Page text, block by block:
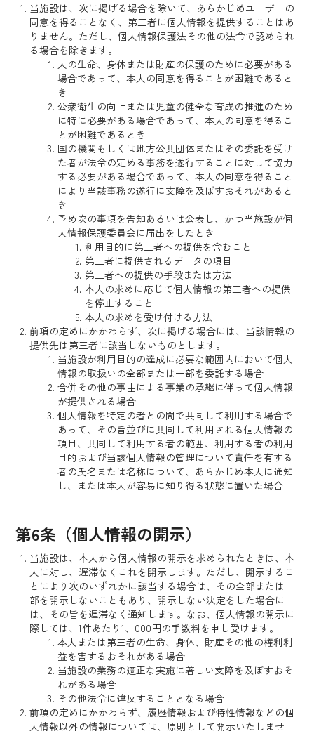
当施設は、次に掲げる場合を除いて、あらかじめユーザーの
同意を得ることなく、第三者に個人情報を提供することはあ
りません。ただし、個人情報保護法その他の法令で認められ
る場合を除きます。
人の生命、身体または財産の保護のために必要がある
場合であって、本人の同意を得ることが困難であると
き
公衆衛生の向上または児童の健全な育成の推進のため
に特に必要がある場合であって、本人の同意を得るこ
とが困難であるとき
国の機関もしくは地方公共団体またはその委託を受け
た者が法令の定める事務を遂行することに対して協力
する必要がある場合であって、本人の同意を得ること
により当該事務の遂行に支障を及ぼすおそれがあると
き
予め次の事項を告知あるいは公表し、かつ当施設が個
人情報保護委員会に届出をしたとき
利用目的に第三者への提供を含むこと
第三者に提供されるデータの項目
第三者への提供の手段または方法
本人の求めに応じて個人情報の第三者への提供
を停止すること
本人の求めを受け付ける方法
前項の定めにかかわらず、次に掲げる場合には、当該情報の
提供先は第三者に該当しないものとします。
当施設が利用目的の達成に必要な範囲内において個人
情報の取扱いの全部または一部を委託する場合
合併その他の事由による事業の承継に伴って個人情報
が提供される場合
個人情報を特定の者との間で共同して利用する場合で
あって、その旨並びに共同して利用される個人情報の
項目、共同して利用する者の範囲、利用する者の利用
目的および当該個人情報の管理について責任を有する
者の氏名または名称について、あらかじめ本人に通知
し、または本人が容易に知り得る状態に置いた場合
第6条（個人情報の開示）
当施設は、本人から個人情報の開示を求められたときは、本
人に対し、遅滞なくこれを開示します。ただし、開示するこ
とにより次のいずれかに該当する場合は、その全部または一
部を開示しないこともあり、開示しない決定をした場合に
は、その旨を遅滞なく通知します。なお、個人情報の開示に
際しては、1件あたり1、000円の手数料を申し受けます。
本人または第三者の生命、身体、財産その他の権利利
益を害するおそれがある場合
当施設の業務の適正な実施に著しい支障を及ぼすおそ
れがある場合
その他法令に違反することとなる場合
前項の定めにかかわらず、履歴情報および特性情報などの個
人情報以外の情報については、原則として開示いたしませ